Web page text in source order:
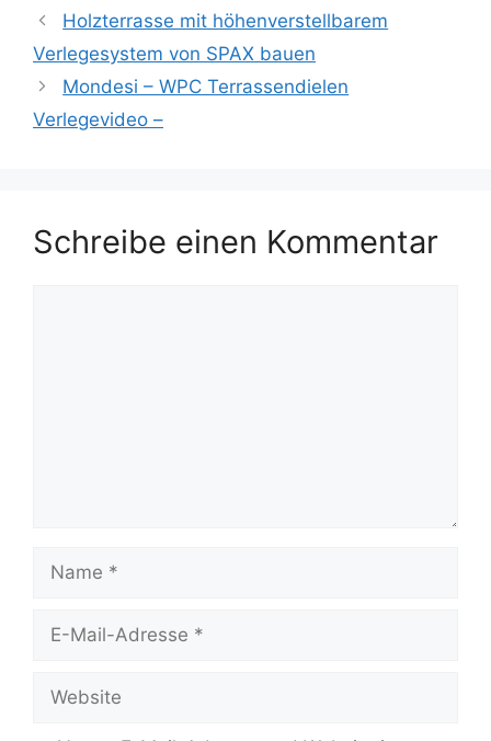
Holzterrasse mit höhenverstellbarem
Verlegesystem von SPAX bauen
Mondesi – WPC Terrassendielen
Verlegevideo –
Schreibe einen Kommentar
Mail-